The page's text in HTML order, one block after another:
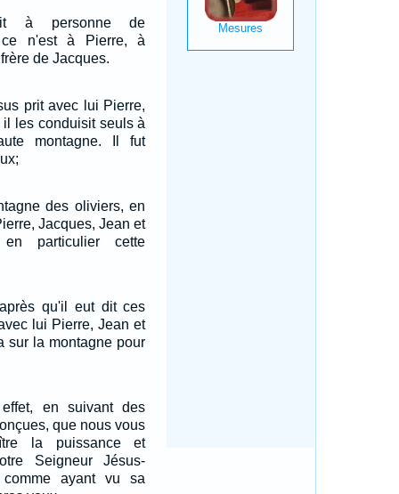
à personne de
ce n'est à Pierre, à
de Jacques.
prit avec lui Pierre,
les conduisit seuls à
montagne. Il fut
des oliviers, en
Jacques, Jean et
particulier cette
qu'il eut dit ces
lui Pierre, Jean et
sur la montagne pour
en suivant des
que nous vous
la puissance et
Seigneur Jésus-
ayant vu sa